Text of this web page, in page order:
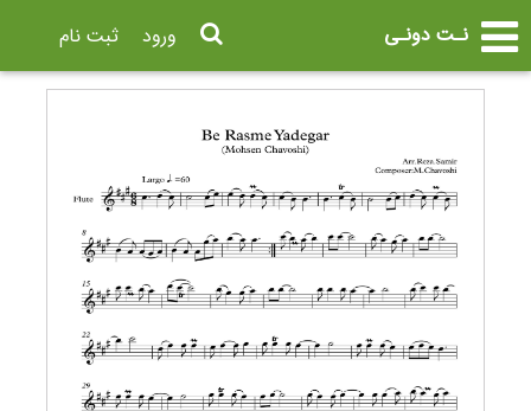
نـت دونـی ثبت نام ورود